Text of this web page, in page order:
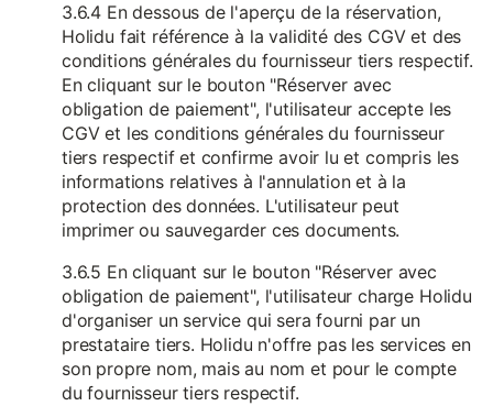
3.6.4 En dessous de l'aperçu de la réservation,
Holidu fait référence à la validité des CGV et des
conditions générales du fournisseur tiers respectif.
En cliquant sur le bouton "Réserver avec
obligation de paiement", l'utilisateur accepte les
CGV et les conditions générales du fournisseur
tiers respectif et confirme avoir lu et compris les
informations relatives à l'annulation et à la
protection des données. L'utilisateur peut
imprimer ou sauvegarder ces documents.
3.6.5 En cliquant sur le bouton "Réserver avec
obligation de paiement", l'utilisateur charge Holidu
d'organiser un service qui sera fourni par un
prestataire tiers. Holidu n'offre pas les services en
son propre nom, mais au nom et pour le compte
du fournisseur tiers respectif.